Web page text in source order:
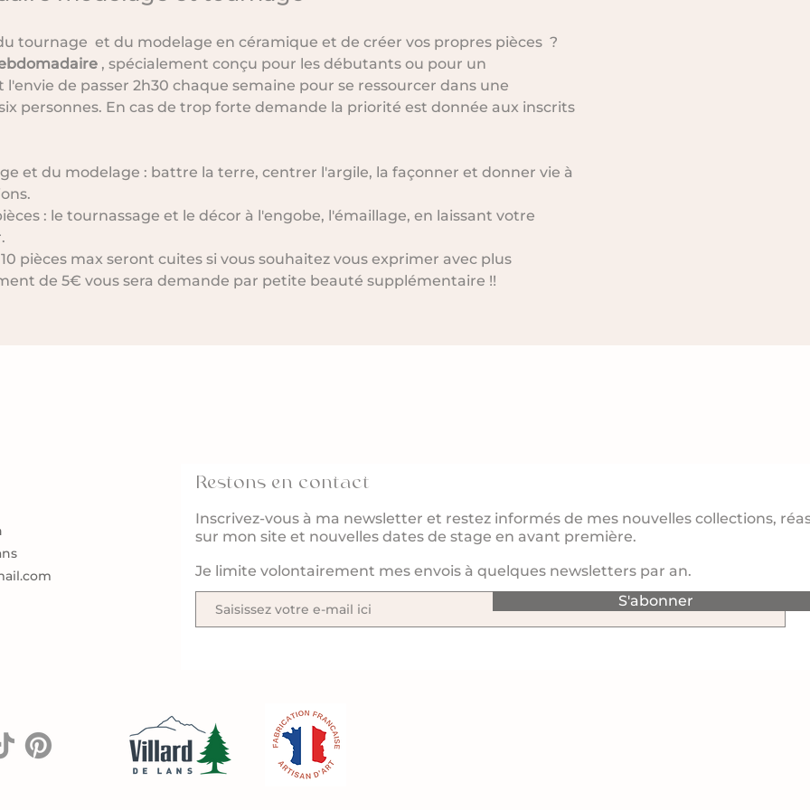
tournage  et du modelage en céramique et de créer vos propres pièces  ?
, spécialement conçu pour les débutants ou pour un
de passer 2h30 chaque semaine pour se ressourcer dans une
personnes. En cas de trop forte demande la priorité est donnée aux inscrits
et du modelage : battre la terre, centrer l'argile, la façonner et donner vie à
: le tournassage et le décor à l'engobe, l'émaillage, en laissant votre
pièces max seront cuites si vous souhaitez vous exprimer avec plus
de 5€ vous sera demande par petite beauté supplémentaire !!
Restons en contact
Inscrivez-vous à ma newsletter et restez informés de mes nouvelles collections,
sur mon site et nouvelles dates de stage en avant première.
Je limite volontairement mes envois à quelques newsletters par an.
S'abonner